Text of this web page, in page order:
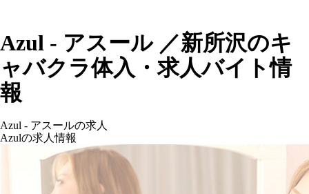
Azul - アスール ／新所沢のキ
ャバクラ体入・求人バイト情
報
Azul - アスールの求人
Azulの求人情報